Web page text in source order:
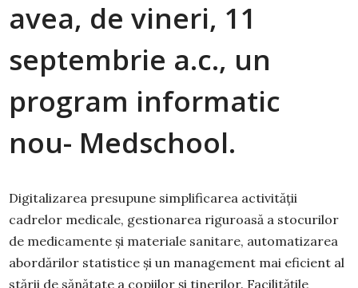
avea, de vineri, 11
septembrie a.c., un
program informatic
nou- Medschool.
Digitalizarea presupune simplificarea activităţii
cadrelor medicale, gestionarea riguroasă a stocurilor
de medicamente şi materiale sanitare, automatizarea
abordărilor statistice şi un management mai eficient al
stării de sănătate a copiilor şi tinerilor. Facilităţile